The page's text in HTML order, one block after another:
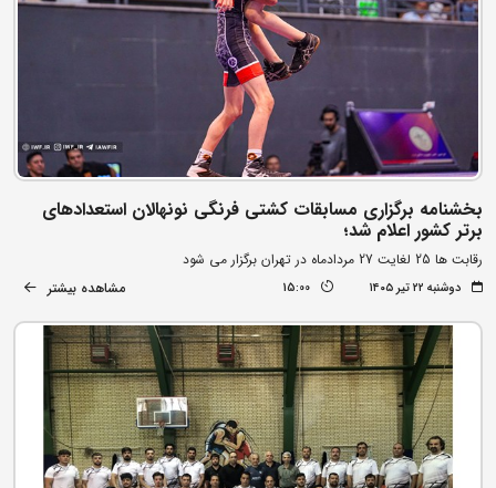
بخشنامه برگزاری مسابقات کشتی فرنگی نونهالان استعدادهای
برتر کشور اعلام شد؛
رقابت ها 25 لغایت 27 مردادماه در تهران برگزار می شود
دوشنبه ۲۲ تیر ۱۴۰۵ 15:00 مشاهده بیشتر